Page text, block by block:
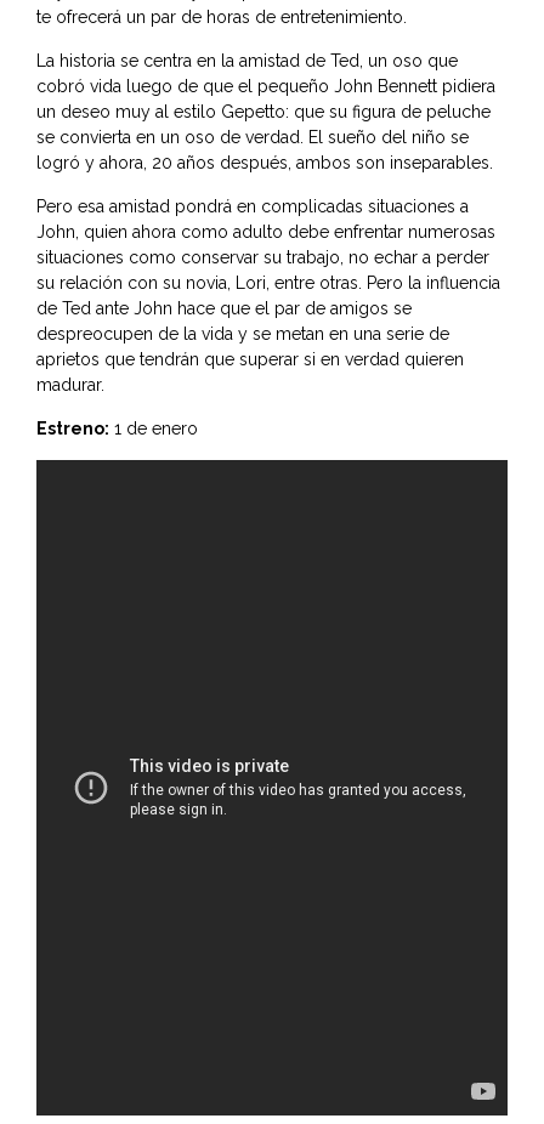
te ofrecerá un par de horas de entretenimiento.
La historia se centra en la amistad de Ted, un oso que
cobró vida luego de que el pequeño John Bennett pidiera
un deseo muy al estilo Gepetto: que su figura de peluche
se convierta en un oso de verdad. El sueño del niño se
logró y ahora, 20 años después, ambos son inseparables.
Pero esa amistad pondrá en complicadas situaciones a
John, quien ahora como adulto debe enfrentar numerosas
situaciones como conservar su trabajo, no echar a perder
su relación con su novia, Lori, entre otras. Pero la influencia
de Ted ante John hace que el par de amigos se
despreocupen de la vida y se metan en una serie de
aprietos que tendrán que superar si en verdad quieren
madurar.
Estreno: 1 de enero